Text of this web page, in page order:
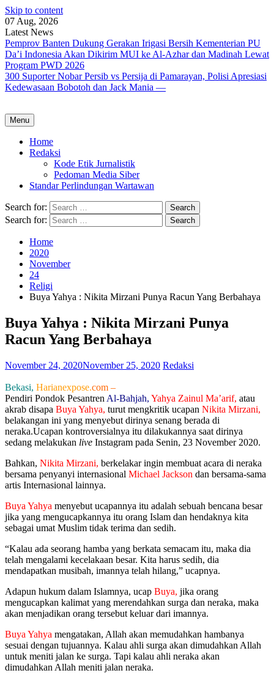
Skip to content
07 Aug, 2026
Latest News
Pemprov Banten Dukung Gerakan Irigasi Bersih Kementerian PU
Da’i Indonesia Akan Dikirim MUI ke Al-Azhar dan Madinah Lewat
Program PWD 2026
300 Suporter Nobar Persib vs Persija di Pamarayan, Polisi Apresiasi
Kedewasaan Bobotoh dan Jack Mania —
Menu
Home
Redaksi
Kode Etik Jurnalistik
Pedoman Media Siber
Standar Perlindungan Wartawan
Search for:
Search for:
Home
2020
November
24
Religi
Buya Yahya : Nikita Mirzani Punya Racun Yang Berbahaya
Buya Yahya : Nikita Mirzani Punya
Racun Yang Berbahaya
November 24, 2020November 25, 2020 Redaksi
Bekasi, Harianexpose.com –
Pendiri Pondok Pesantren Al-Bahjah, Yahya Zainul Ma’arif, atau
akrab disapa Buya Yahya, turut mengkritik ucapan Nikita Mirzani,
belakangan ini yang menyebut dirinya senang berada di
neraka.Ucapan kontroversialnya itu dilakukannya saat dirinya
sedang melakukan live Instagram pada Senin, 23 November 2020.
Bahkan, Nikita Mirzani, berkelakar ingin membuat acara di neraka
bersama penyanyi internasional Michael Jackson dan bersama-sama
artis Internasional lainnya.
Buya Yahya menyebut ucapannya itu adalah sebuah bencana besar
jika yang mengucapkannya itu orang Islam dan hendaknya kita
sebagai umat Muslim tidak terima dan sedih.
“Kalau ada seorang hamba yang berkata semacam itu, maka dia
telah mengalami kecelakaan besar. Kita harus sedih, dia
mendapatkan musibah, imannya telah hilang,” ucapnya.
Adapun hukum dalam Islamnya, ucap Buya, jika orang
mengucapkan kalimat yang merendahkan surga dan neraka, maka
akan menjadikan orang tersebut keluar dari imannya.
Buya Yahya mengatakan, Allah akan memudahkan hambanya
sesuai dengan tujuannya. Kalau ahli surga akan dimudahkan Allah
untuk meniti jalan ke surga. Tapi kalau ahli neraka akan
dimudahkan Allah meniti jalan neraka.